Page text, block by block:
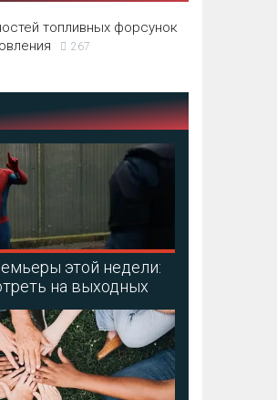
топливных форсунок
267
этой недели:
на выходных